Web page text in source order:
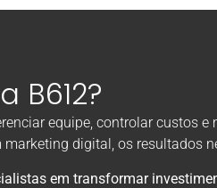
B612?
equipe, controlar custos e
digital, os resultados
em transformar